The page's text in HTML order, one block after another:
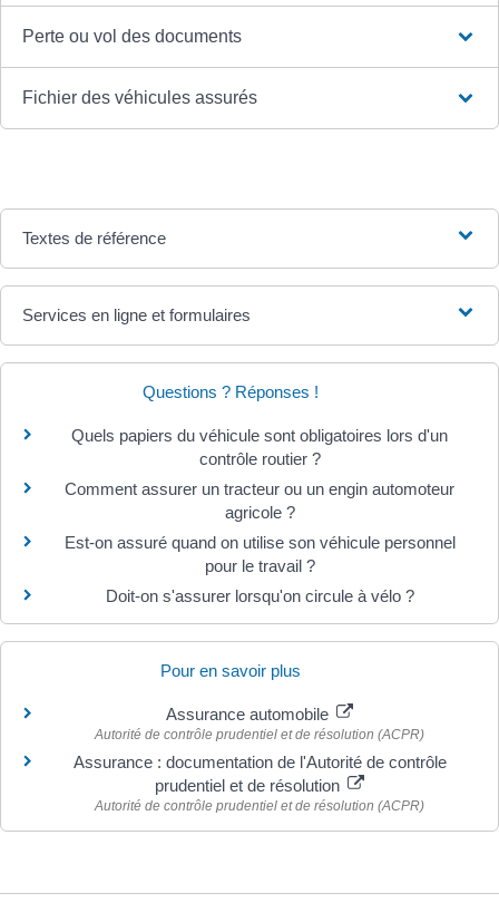
Perte ou vol des documents
Fichier des véhicules assurés
Textes de référence
Services en ligne et formulaires
Questions ? Réponses !
Quels papiers du véhicule sont obligatoires lors d'un
contrôle routier ?
Comment assurer un tracteur ou un engin automoteur
agricole ?
Est-on assuré quand on utilise son véhicule personnel
pour le travail ?
Doit-on s'assurer lorsqu'on circule à vélo ?
Pour en savoir plus
Assurance automobile
Autorité de contrôle prudentiel et de résolution (ACPR)
Assurance : documentation de l'Autorité de contrôle
prudentiel et de résolution
Autorité de contrôle prudentiel et de résolution (ACPR)